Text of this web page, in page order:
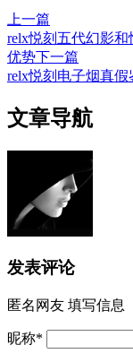
上一篇
relx悦刻五代幻影
优势下一篇
relx悦刻电子烟真假
文章导航
发表评论
匿名网友 填写信息
昵称*